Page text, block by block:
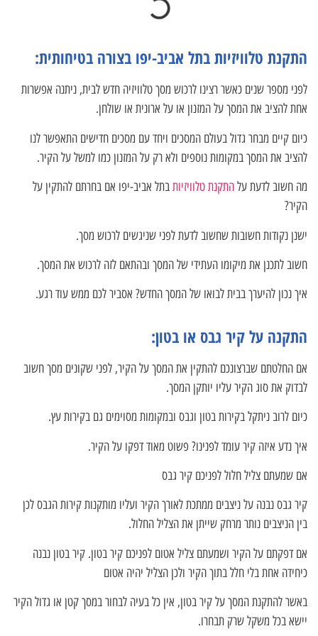
התקנת טלוויזיות בתל אביב-יפו בצורה בטיחותית:
לפני מספר שנים כאשר רצינו לרכוש מסך טלוויזיה חדש לבית, ניתנה אפשרות
אחת להציב את המסך על המזנון או על ארונית או שולחן.
כיום קיים מבחר גדול בעולם המסכים ויחד עם מסכים חדישים התאפשר לנו
להציב את המסך במקומות נוספים ולא רק על המזנון כמו למשל על הקיר.
מה חשוב לדעת עלהתקנת טלוויזיותבתל אביב-יפו אם בחרתם להתקין על
הקיר?
ישנן נקודות חשובות שחשוב לדעת לפני שניגשים לרכוש מסך.
חשוב לתכנן את מיקומו העתידי של המסך ובהתאם לזה לרכוש את המסך.
איך נכון להיערך בבית לבואו של המסך החדש? אסביר לכם ממש עוד רגע.
התקנה על קיר גבס או בטון:
אם החלטתם שברצונכם להתקין את המסך על הקיר, לפני שקונים מסך חשוב
לבדוק את סוג הקיר עליו יותקן המסך.
כיום לרוב ניתקל בקירות בטון וגבס ובמקומות מסוימים גם בקירות עץ.
איך נדע איזה קיר עומד לפנינו? פשוט מאוד דפקו על הקיר.
אם שמעתם צליל חלול לפניכם קיר גבס
קיר גבס נבנה על ניצבים ממתכת לאורך הקיר ועליו מותקנות קירות הגבס לכן
בין הניצבים נותר מרחק שייתן את הצליל החלול.
אם דפקתם על הקיר ושמעתם צליל אטום לפניכם קיר בטון. קיר בטון נבנה
כיחידה אחת בלי חלל בתוך הקיר ולכן הצליל יהיה אטום
באשר להתקנת המסך על קיר בטון, אין כל בעיה לבחור במסך קטן או גדול הקיר
יישא בכל משקל שרק תבחרו.